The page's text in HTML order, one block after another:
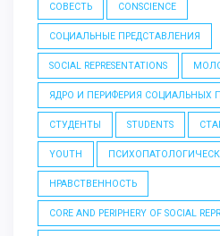
СОВЕСТЬ CONSCIENCE
СОЦИАЛЬНЫЕ ПРЕДСТАВЛЕНИЯ
SOCIAL REPRESENTATIONS
ЯДРО И ПЕРИФЕРИЯ СОЦИАЛЬНЫХ
СТУДЕНТЫ STUDENTS
YOUTH
НРАВСТВЕННОСТЬ
CORE AND PERIPHERY OF SOCIAL